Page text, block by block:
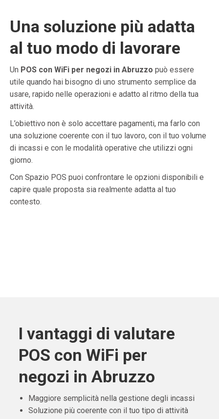
Una soluzione più adatta
al tuo modo di lavorare
Un POS con WiFi per negozi in Abruzzo può essere
utile quando hai bisogno di uno strumento semplice da
usare, rapido nelle operazioni e adatto al ritmo della tua
attività.
L’obiettivo non è solo accettare pagamenti, ma farlo con
una soluzione coerente con il tuo lavoro, con il tuo volume
di incassi e con le modalità operative che utilizzi ogni
giorno.
Con Spazio POS puoi confrontare le opzioni disponibili e
capire quale proposta sia realmente adatta al tuo
contesto.
I vantaggi di valutare
POS con WiFi per
negozi in Abruzzo
Maggiore semplicità nella gestione degli incassi
Soluzione più coerente con il tuo tipo di attività